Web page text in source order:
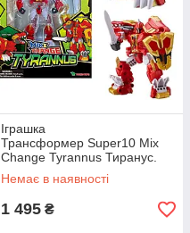
Іграшка
Трансформер Super10 Mix
Change Tyrannus Тиранус.
Робот і динозавр Тиранозавр
Original Young Toys
Немає в наявності
1 495 ₴